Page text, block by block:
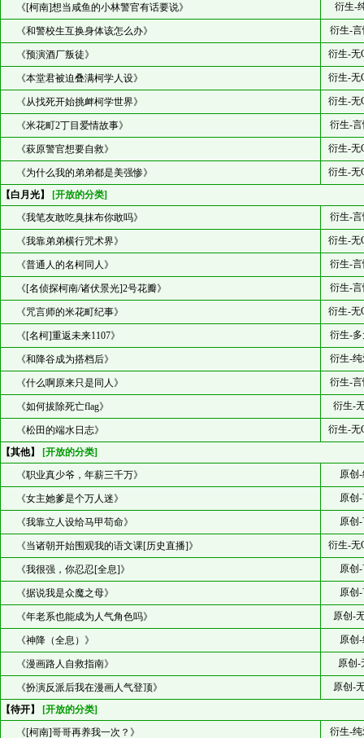
《[柯南]想当咸鱼的小林警官有话要说》 衍生-
《和警校生互换身体该怎么办》 衍生-
《预演酒厂叛徒》 衍生-无
《本堂君被迫叠满柯学人设》 衍生-无
《从找死开始挑衅柯学世界》 衍生-无
《米花町2丁目爱情故事》 衍生-
《萩原警官想要自救》 衍生-无
《为什么我的弟弟都是美强惨》
衍生-无
【白月光】
[开放的分类]
《我笔友敢吃臭抹布你敢吗》
衍生-
《我靠弟弟横行咒术界》 衍生-无
《普通人的名柯同人》 衍生-
《[名侦探柯南/诸伏景光]2号花瓣》 衍生-
《咒言师的米花町纪事》 衍生-无
《[名柯]重返未来1107》 衍生-
《和降谷成为搭档后》 衍生-
《什么啊原来只是同人》 衍生-
《如何拔除死亡flag》 衍生-
《松田的端水日志》
衍生-无
【其他】
[开放的分类]
《职业真少爷，年薪三千万》
原创
《女主她爹是个万人迷》 原创
《我靠立人设给马甲苟命》 原创
《当诸朝开始围观我的语文课[历史直播]》 衍生-无
《我很强，你忍忍[全息]》 原创
《据说我是众魔之母》 原创
《年老系也能成为人气角色吗》 原创-
《神降（全息）》 原创
《漫画路人自救指南》 原创-
《扮演反派后我在漫画人气登顶》
原创-
【待开】
[开放的分类]
《[柯南]哥哥再养我一次？》
衍生-